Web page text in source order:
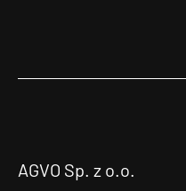
AGVO Sp. z o.o.